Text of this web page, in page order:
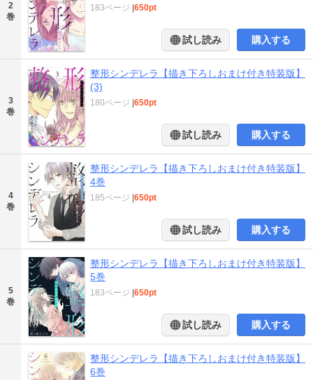
2
巻
183ページ 650pt
試し読み 購入する
3
巻
整形シンデレラ【描き下ろしおまけ付き特装版】
(3)
180ページ 650pt
試し読み 購入する
4
巻
整形シンデレラ【描き下ろしおまけ付き特装版】
4巻
185ページ 650pt
試し読み 購入する
5
巻
整形シンデレラ【描き下ろしおまけ付き特装版】
5巻
183ページ 650pt
試し読み 購入する
整形シンデレラ【描き下ろしおまけ付き特装版】
6巻